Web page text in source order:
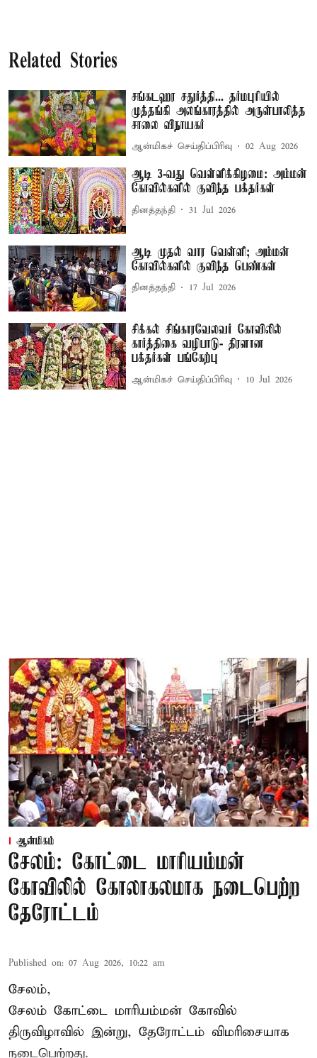
Related Stories
சங்கடஹர சதுர்த்தி... தர்மபுரியில்
முத்தங்கி அலங்காரத்தில் அருள்பாலித்த
சாலை விநாயகர்
ஆன்மிகச் செய்திப்பிரிவு 02 Aug 2026
ஆடி 3-வது வெள்ளிக்கிழமை: அம்மன்
கோவில்களில் குவிந்த பக்தர்கள்
தினத்தந்தி 31 Jul 2026
ஆடி முதல் வார வெள்ளி; அம்மன்
கோவில்களில் குவிந்த பெண்கள்
தினத்தந்தி 17 Jul 2026
சிக்கல் சிங்காரவேலவர் கோவிலில்
கார்த்திகை வழிபாடு- திரளான
பக்தர்கள் பங்கேற்பு
ஆன்மிகச் செய்திப்பிரிவு 10 Jul 2026
ஆன்மிகம்
சேலம்: கோட்டை மாரியம்மன்
கோவிலில் கோலாகலமாக நடைபெற்ற
தேரோட்டம்
Published on: 07 Aug 2026, 10:22 am
சேலம்,
சேலம் கோட்டை மாரியம்மன் கோவில்
திருவிழாவில் இன்று, தேரோட்டம் விமரிசையாக
நடைபெற்றது.